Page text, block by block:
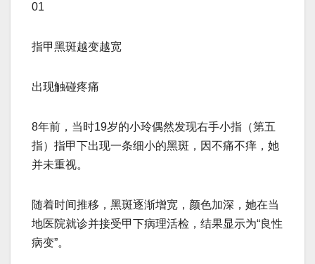
01
指甲黑斑越变越宽
出现触碰疼痛
8年前，当时19岁的小玲偶然发现右手小指（第五
指）指甲下出现一条细小的黑斑，因不痛不痒，她
并未重视。
随着时间推移，黑斑逐渐增宽，颜色加深，她在当
地医院就诊并接受甲下病理活检，结果显示为“良性
病变”。